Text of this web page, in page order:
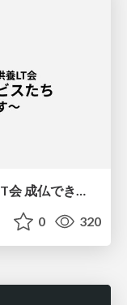
JAWS-UG横浜 #102 AWSサ終供養LT会 成仏できない AWS サービスたち 〜本日、三体供養します〜
0 320